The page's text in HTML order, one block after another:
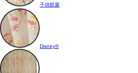
子供部屋
Disney®